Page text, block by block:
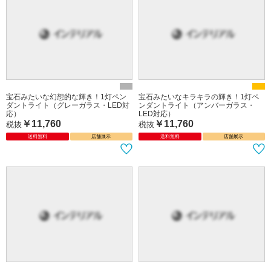
宝石みたいな幻想的な輝き！1灯ペン
ダントライト（グレーガラス・LED対
応）
税抜 ￥11,760
送料無料 店舗展示
宝石みたいなキラキラの輝き！1灯ペ
ンダントライト（アンバーガラス・
LED対応）
税抜 ￥11,760
送料無料 店舗展示